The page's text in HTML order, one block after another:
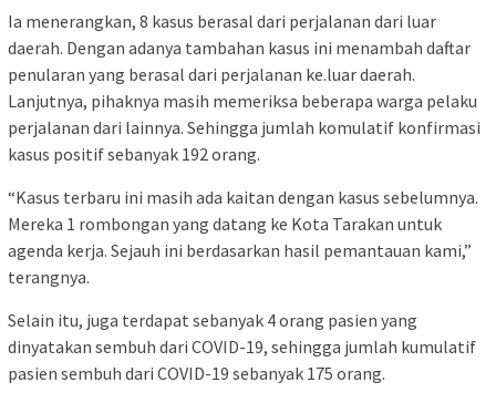
Ia menerangkan, 8 kasus berasal dari perjalanan dari luar
daerah. Dengan adanya tambahan kasus ini menambah daftar
penularan yang berasal dari perjalanan ke.luar daerah.
Lanjutnya, pihaknya masih memeriksa beberapa warga pelaku
perjalanan dari lainnya. Sehingga jumlah komulatif konfirmasi
kasus positif sebanyak 192 orang.
“Kasus terbaru ini masih ada kaitan dengan kasus sebelumnya.
Mereka 1 rombongan yang datang ke Kota Tarakan untuk
agenda kerja. Sejauh ini berdasarkan hasil pemantauan kami,”
terangnya.
Selain itu, juga terdapat sebanyak 4 orang pasien yang
dinyatakan sembuh dari COVID-19, sehingga jumlah kumulatif
pasien sembuh dari COVID-19 sebanyak 175 orang.